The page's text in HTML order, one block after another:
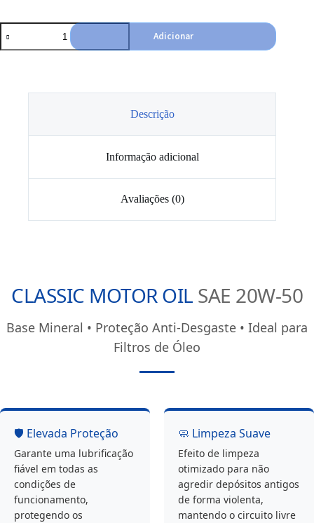
Quantidade
de
Óleo
Adicionar
Descrição
Informação adicional
Avaliações (0)
CLASSIC MOTOR OIL SAE 20W-50
Base Mineral • Proteção Anti-Desgaste • Ideal para
Filtros de Óleo
🛡️ Elevada Proteção
Garante uma lubrificação
fiável em todas as
condições de
funcionamento,
protegendo os
🧼 Limpeza Suave
Efeito de limpeza
otimizado para não
agredir depósitos antigos
de forma violenta,
mantendo o circuito livre